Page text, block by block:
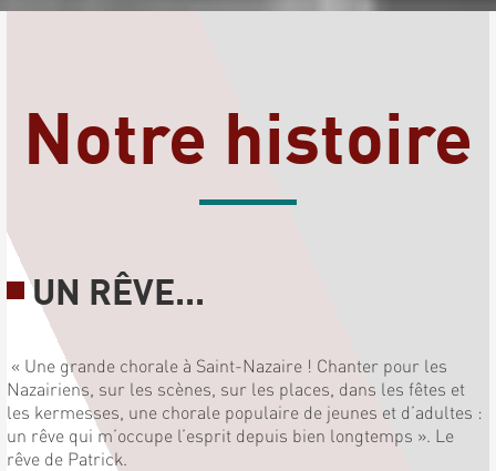
Notre histoire
UN RÊVE...
« Une grande chorale à Saint-Nazaire ! Chanter pour les
Nazairiens, sur les scènes, sur les places, dans les fêtes et
les kermesses, une chorale populaire de jeunes et d’adultes :
un rêve qui m’occupe l’esprit depuis bien longtemps ». Le
rêve de Patrick.